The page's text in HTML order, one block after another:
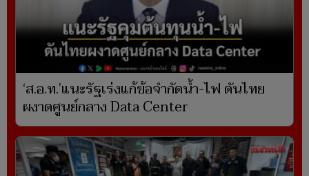
‘ส.อ.ท.’แนะรัฐเร่งแก้ข้อจำกัดน้ำ-ไฟ ดันไทย
ผงาดศูนย์กลาง Data Center